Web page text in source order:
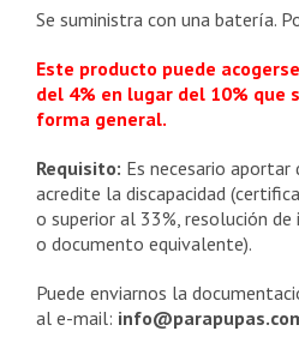
Se suministra con una batería.
Este producto puede
del 4% en lugar del 10% que
forma general.
Requisito: Es necesario aportar
acredite la discapacidad
o superior al 33%, resolución de
o documento equivalente).
Puede enviarnos la
al e-mail: